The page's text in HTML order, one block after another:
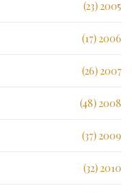
2005 (23)
2006 (17)
2007 (26)
2008 (48)
2009 (37)
2010 (32)